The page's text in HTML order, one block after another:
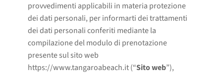
provvedimenti applicabili in materia protezione
dei dati personali, per informarti dei trattamenti
dei dati personali conferiti mediante la
compilazione del modulo di prenotazione
presente sul sito web
https://www.tangaroabeach.it (“Sito web”),